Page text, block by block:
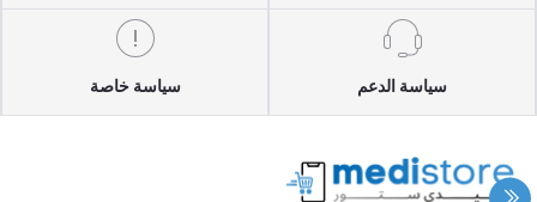
سياسة الدعم سياسة خاصة